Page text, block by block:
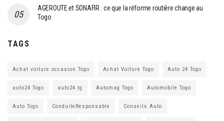
AGEROUTE et SONAFIR : ce que la réforme routière change au
Togo
TAGS
Achat voiture occasion Togo Achat Voiture Togo Auto 24 Togo
auto24 Togo auto24.tg Automag Togo Automobile Togo
Auto Togo ConduiteResponsable Conseils Auto